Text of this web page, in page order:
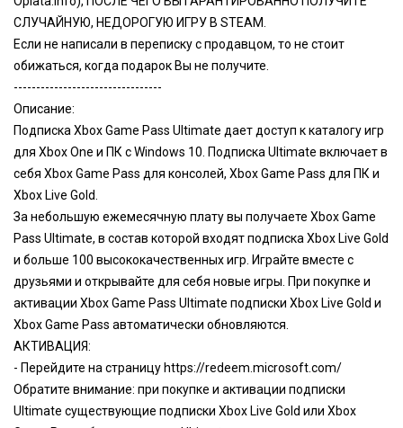
СЛУЧАЙНУЮ, НЕДОРОГУЮ ИГРУ В STEAM.
Если не написали в переписку с продавцом, то не стоит
обижаться, когда подарок Вы не получите.
---------------------------------
Описание:
Подписка Xbox Game Pass Ultimate дает доступ к каталогу игр
для Xbox One и ПК с Windows 10. Подписка Ultimate включает в
себя Xbox Game Pass для консолей, Xbox Game Pass для ПК и
Xbox Live Gold.
За небольшую ежемесячную плату вы получаете Xbox Game
Pass Ultimate, в состав которой входят подписка Xbox Live Gold
и больше 100 высококачественных игр. Играйте вместе с
друзьями и открывайте для себя новые игры. При покупке и
активации Xbox Game Pass Ultimate подписки Xbox Live Gold и
Xbox Game Pass автоматически обновляются.
АКТИВАЦИЯ:
- Перейдите на страницу https://redeem.microsoft.com/
Обратите внимание: при покупке и активации подписки
Ultimate существующие подписки Xbox Live Gold или Xbox